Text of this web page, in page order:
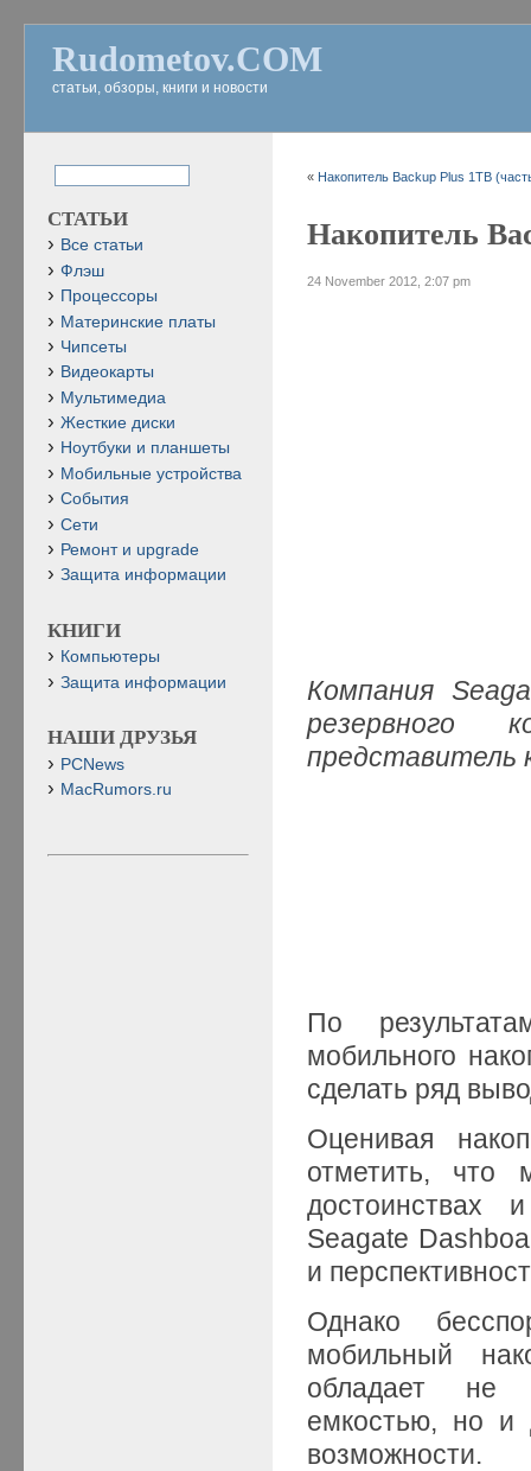
Rudometov.COM
статьи, обзоры, книги и новости
« Накопитель Backup Plus 1TB
Накопитель
24 November 2012, 2:07 pm
Компания
резервного
представитель
По
мобильного
сделать ряд
Оценивая
отметить, что
достоинствах
Seagate
и
Однако
мобильный
обладает не
емкостью, но и
возможности.
СТАТЬИ
Все статьи
Флэш
Процессоры
Материнские платы
Чипсеты
Видеокарты
Мультимедиа
Жесткие диски
Ноутбуки и планшеты
Мобильные устройства
События
Сети
Ремонт и upgrade
Защита информации
КНИГИ
Компьютеры
Защита информации
НАШИ ДРУЗЬЯ
PCNews
MacRumors.ru